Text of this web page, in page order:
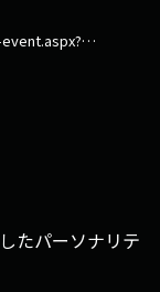
念イベント「さと
催決定！～《番組説
づいたことや、趣味
たパーソナリテ